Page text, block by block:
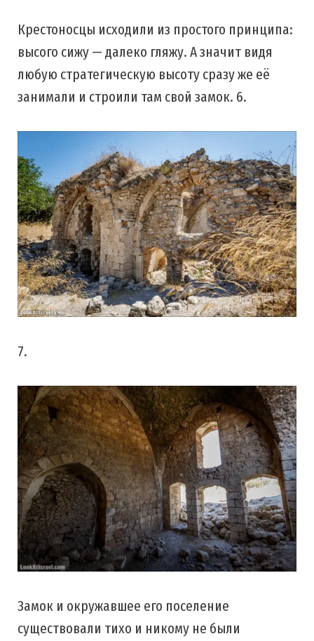
Крестоносцы исходили из простого принципа:
высого сижу — далеко гляжу. А значит видя
любую стратегическую высоту сразу же её
занимали и строили там свой замок. 6.
7.
Замок и окружавшее его поселение
существовали тихо и никому не были